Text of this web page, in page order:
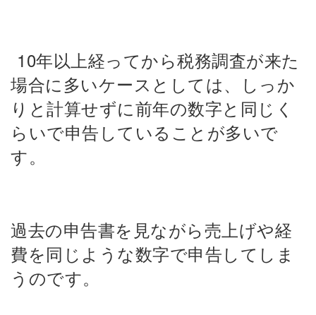
10年以上経ってから税務調査が来た
場合に多いケースとしては、しっか
りと計算せずに前年の数字と同じく
らいで申告していることが多いで
す。
過去の申告書を見ながら売上げや経
費を同じような数字で申告してしま
うのです。